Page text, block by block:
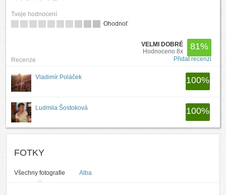
Tvoje hodnocení
Ohodnoť
81%
VELMI DOBRÉ
Hodnoceno 8x
Recenze
Přidat recenzi
Vladimír Poláček 100%
Ludmila Šostoková 100%
FOTKY
Všechny fotografie Alba